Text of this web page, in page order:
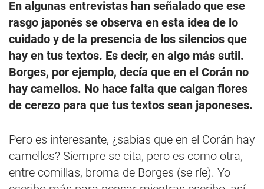
En algunas entrevistas han señalado que ese
rasgo japonés se observa en esta idea de lo
cuidado y de la presencia de los silencios que
hay en tus textos. Es decir, en algo más sutil.
Borges, por ejemplo, decía que en el Corán no
hay camellos. No hace falta que caigan flores
de cerezo para que tus textos sean japoneses.
Pero es interesante, ¿sabías que en el Corán hay
camellos? Siempre se cita, pero es como otra,
entre comillas, broma de Borges (se ríe). Yo